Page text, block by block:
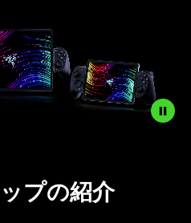
プの紹介